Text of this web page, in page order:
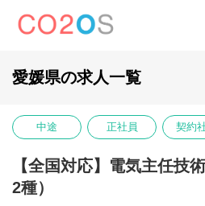
愛媛県の求人一覧
中途 正社員 契約
【全国対応】電気主任技
2種）